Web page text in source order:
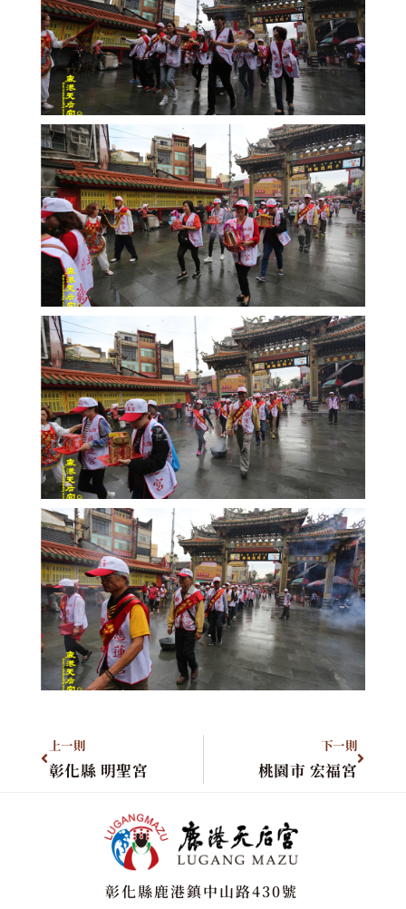
上一則
彰化縣 明聖宮
下一則
桃園市 宏福宮
彰化縣鹿港鎮中山路430號